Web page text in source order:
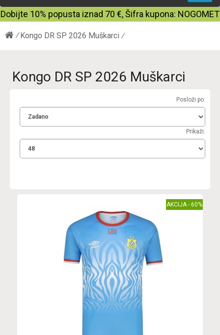
Dobijte 10% popusta iznad 70 €, Šifra kupona: NOGOMET
Kongo DR SP 2026 Muškarci
Kongo DR SP 2026 Muškarci
Posloži po:
Prikaži:
AKCIJA - 60%